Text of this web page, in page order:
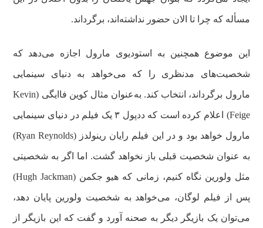
مسأله که چرا تا الان حضور نداشته‌اند، برگرداند.
این موضوع همچنین به استودیوی مارول اجازه می‌دهد که
شخصیت‌های مدنظری را که می‌خواهد به دنیای سینمایی
مارول برگرداند، انتخاب کند. به‌عنوان مثال کوین فاایگی (Kevin
Feige) اعلام کرده است که ددپول ۳ یک فیلم در دنیای سینمایی
مارول خواهد بود و در این فیلم رایان رینولدز (Ryan Reynolds)
به عنوان شخصیت قبلی باز نخواهد گشت. اما اگر به شخصیتی
مثل ولورین نگاه کنیم، زمانی که هیو جکمن (Hugh Jackman)
پس از فیلم لوگان، می‌خواهد به شخصیت ولورین پایان دهد،
می‌توان یک بازیگر دیگر به صحنه آورد و گفت که این بازیگر از